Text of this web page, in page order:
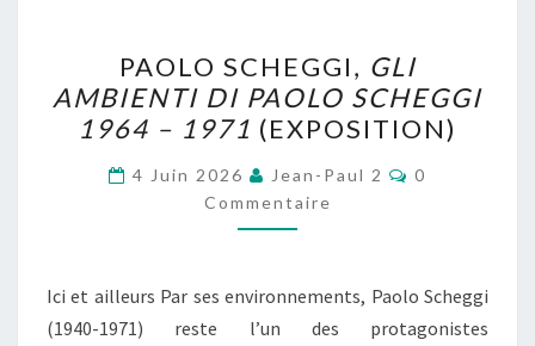
SCHEGGI,
GLI
AMBIENTI
DI
PAOLO
SCHEGGI
–
1971
PAOLO SCHEGGI, GLI
AMBIENTI DI PAOLO SCHEGGI
1964 – 1971 (EXPOSITION)
4 Juin 2026 Jean-Paul 2
0
Commentaire
Ici et ailleurs Par ses environnements, Paolo Scheggi
(1940-1971) reste l’un des protagonistes